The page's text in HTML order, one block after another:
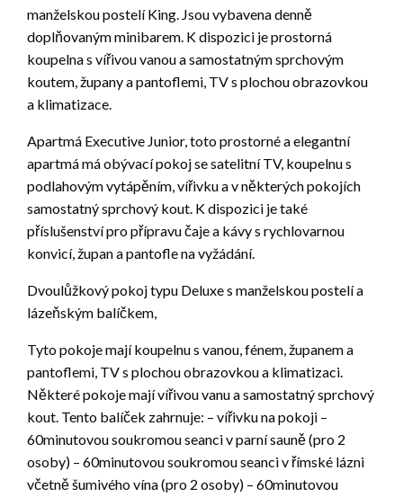
manželskou postelí King. Jsou vybavena denně
doplňovaným minibarem. K dispozici je prostorná
koupelna s vířivou vanou a samostatným sprchovým
koutem, župany a pantoflemi, TV s plochou obrazovkou
a klimatizace.
Apartmá Executive Junior, toto prostorné a elegantní
apartmá má obývací pokoj se satelitní TV, koupelnu s
podlahovým vytápěním, vířivku a v některých pokojích
samostatný sprchový kout. K dispozici je také
příslušenství pro přípravu čaje a kávy s rychlovarnou
konvicí, župan a pantofle na vyžádání.
Dvoulůžkový pokoj typu Deluxe s manželskou postelí a
lázeňským balíčkem,
Tyto pokoje mají koupelnu s vanou, fénem, županem a
pantoflemi, TV s plochou obrazovkou a klimatizaci.
Některé pokoje mají vířivou vanu a samostatný sprchový
kout. Tento balíček zahrnuje: – vířivku na pokoji –
60minutovou soukromou seanci v parní sauně (pro 2
osoby) – 60minutovou soukromou seanci v římské lázni
včetně šumivého vína (pro 2 osoby) – 60minutovou